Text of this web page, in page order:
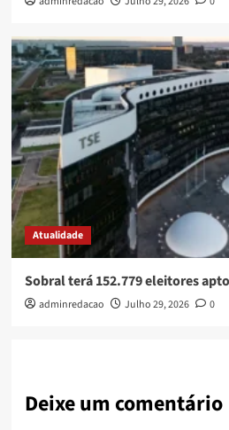
Atualidade
Sobral terá 152.779 eleitores
adminredacao Julho 29, 2026 0
Deixe um comentário